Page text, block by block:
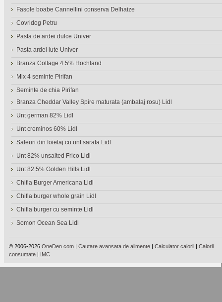
Fasole boabe Cannellini conserva Delhaize
Covridog Petru
Pasta de ardei dulce Univer
Pasta ardei iute Univer
Branza Cottage 4.5% Hochland
Mix 4 seminte Pirifan
Seminte de chia Pirifan
Branza Cheddar Valley Spire maturata (ambalaj rosu) Lidl
Unt german 82% Lidl
Unt creminos 60% Lidl
Saleuri din foietaj cu unt sarata Lidl
Unt 82% unsalted Frico Lidl
Unt 82.5% Golden Hills Lidl
Chifla Burger Americana Lidl
Chifla burger whole grain Lidl
Chifla burger cu seminte Lidl
Somon Ocean Sea Lidl
© 2006-2026 OneDen.com | Cautare avansata de alimente | Calculator calorii | Calorii
consumate | IMC